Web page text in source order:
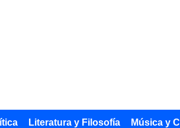
Literatura y Filosofía Música y